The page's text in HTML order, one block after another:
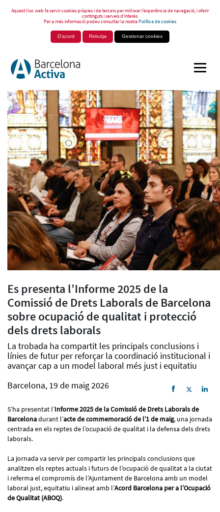
Aquest lloc web fa servir cookies pròpies i de tercers per millorar l’experiència de navegació, i oferir
continguts i serveis d’interès.
Per a més informació podeu consultar la nostraPolítica de cookies
D'acord Rebutja Gestionar cookies
Es presenta l’Informe 2025 de la
Comissió de Drets Laborals de Barcelona
sobre ocupació de qualitat i protecció
dels drets laborals
La trobada ha compartit les principals conclusions i
línies de futur per reforçar la coordinació institucional i
avançar cap a un model laboral més just i equitatiu
Barcelona, 19 de maig 2026
S’ha presentat l’Informe 2025 de la Comissió de Drets Laborals de
Barcelonadurant l’acte de commemoració de l’1 de maig, una jornada
centrada en els reptes de l’ocupació de qualitat i la defensa dels drets
laborals.
La jornada va servir per compartir les principals conclusions que
analitzen els reptes actuals i futurs de l’ocupació de qualitat a la ciutat
i referma el compromís de l’Ajuntament de Barcelona amb un model
laboral just, equitatiu i alineat amb l’Acord Barcelona per a l’Ocupació
de Qualitat (ABOQ).